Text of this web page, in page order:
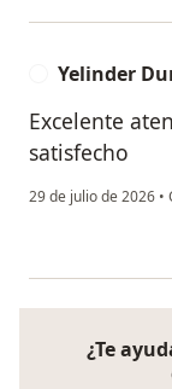
Yelinder
Excelente
satisfecho
29 de julio de 2026 •
¿Te